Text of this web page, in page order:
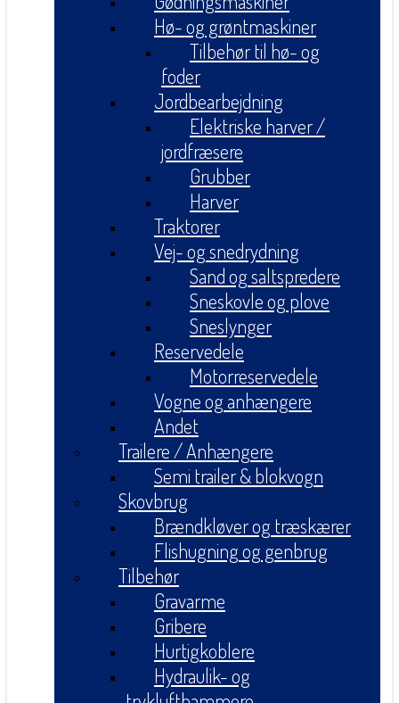
Hø- og grøntmaskiner
Tilbehør til hø- og
foder
Jordbearbejdning
Elektriske harver /
jordfræsere
Grubber
Harver
Traktorer
Vej- og snedrydning
Sand og saltspredere
Sneskovle og plove
Sneslynger
Reservedele
Motorreservedele
Vogne og anhængere
Andet
Trailere / Anhængere
Semi trailer & blokvogn
Skovbrug
Brændkløver og træskærer
Flishugning og genbrug
Tilbehør
Gravarme
Gribere
Hurtigkoblere
Hydraulik- og